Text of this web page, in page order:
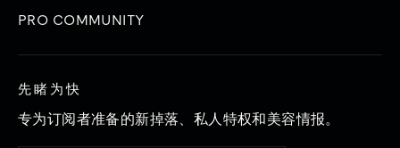
PRO COMMUNITY
先睹为快
专为订阅者准备的新掉落、私人特权和美容情报。